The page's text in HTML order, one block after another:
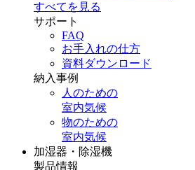
すべてを見る
サポート
FAQ
お手入れの仕方
資料ダウンロード
納入事例
人のための
室内気候
物のための
室内気候
加湿器・除湿機
製品情報